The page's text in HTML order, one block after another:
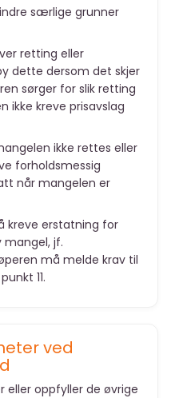
særlige grunner
retting eller
dette dersom det skjer
sørger for slik retting
ikke kreve prisavslag
ikke rettes eller
forholdsmessig
når mangelen er
kreve erstatning for
jf.
må melde krav til
11.
ved
eller oppfyller de øvrige